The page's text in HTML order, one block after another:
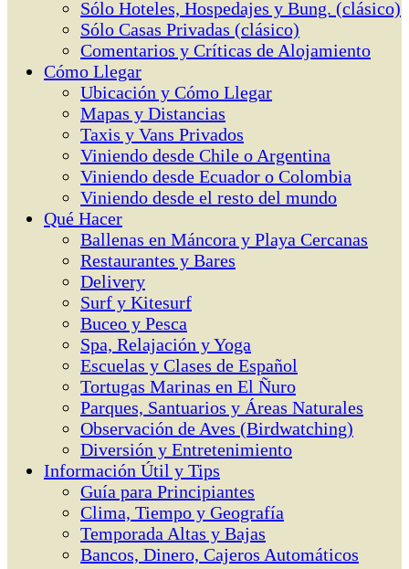
Sólo Hoteles, Hospedajes y Bung. (clásico)
Sólo Casas Privadas (clásico)
Comentarios y Críticas de Alojamiento
Cómo Llegar
Ubicación y Cómo Llegar
Mapas y Distancias
Taxis y Vans Privados
Viniendo desde Chile o Argentina
Viniendo desde Ecuador o Colombia
Viniendo desde el resto del mundo
Qué Hacer
Ballenas en Máncora y Playa Cercanas
Restaurantes y Bares
Delivery
Surf y Kitesurf
Buceo y Pesca
Spa, Relajación y Yoga
Escuelas y Clases de Español
Tortugas Marinas en El Ñuro
Parques, Santuarios y Áreas Naturales
Observación de Aves (Birdwatching)
Diversión y Entretenimiento
Información Útil y Tips
Guía para Principiantes
Clima, Tiempo y Geografía
Temporada Altas y Bajas
Bancos, Dinero, Cajeros Automáticos